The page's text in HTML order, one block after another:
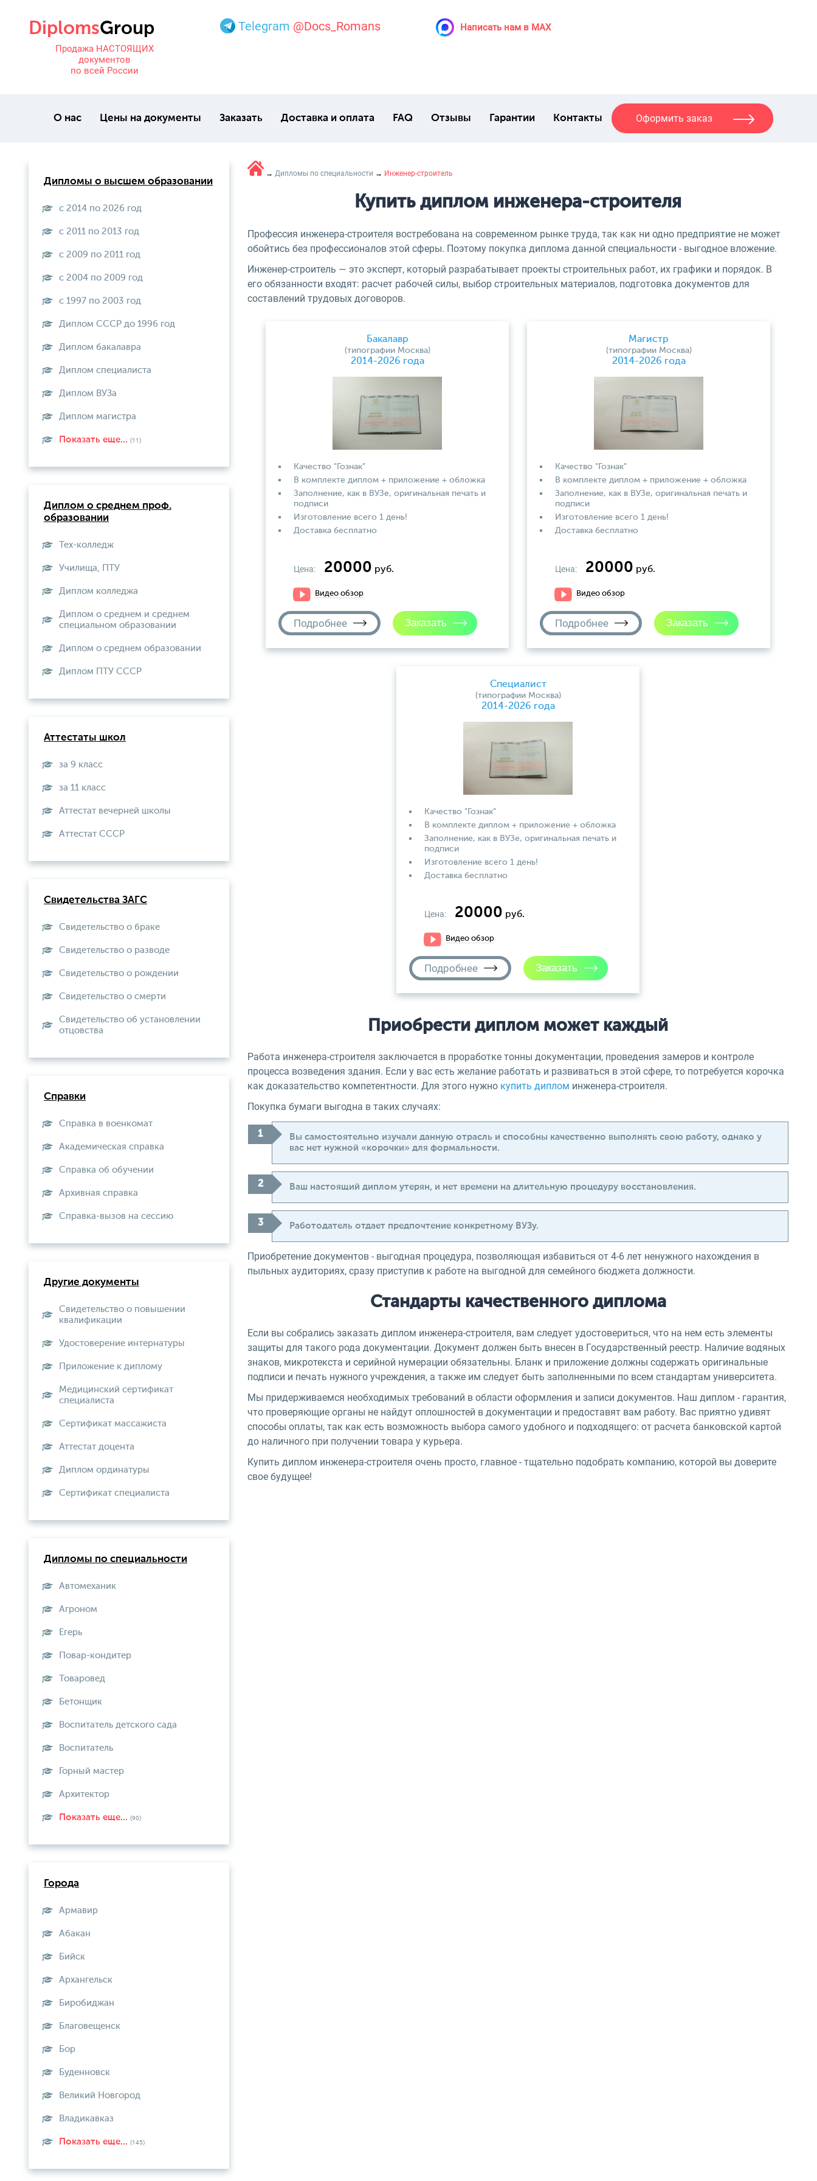
Продажа НАСТОЯЩИХ
документов
по всей России
Telegram @Docs_Romans Написать нам в MAX
О нас Цены на документы Заказать Доставка и оплата FAQ Отзывы Гарантии Контакты Оформить заказ
→ Дипломы по специальности → Инженер-строитель
Купить диплом инженера-строителя
Профессия инженера-строителя востребована на современном рынке труда, так как ни одно предприятие не может
обойтись без профессионалов этой сферы. Поэтому покупка диплома данной специальности - выгодное вложение.
Инженер-строитель — это эксперт, который разрабатывает проекты строительных работ, их графики и порядок. В
его обязанности входят: расчет рабочей силы, выбор строительных материалов, подготовка документов для
составлений трудовых договоров.
Бакалавр
(типографии Москва)
2014-2026 года
Качество "Гознак"
В комплекте диплом + приложение + обложка
Заполнение, как в ВУЗе, оригинальная печать и
подписи
Изготовление всего 1 день!
Доставка бесплатно
Цена: 20000 руб.
Видео обзор
Подробнее
Магистр
(типографии Москва)
2014-2026 года
Качество "Гознак"
В комплекте диплом + приложение + обложка
Заполнение, как в ВУЗе, оригинальная печать и
подписи
Изготовление всего 1 день!
Доставка бесплатно
Цена: 20000 руб.
Видео обзор
Подробнее
Специалист
(типографии Москва)
2014-2026 года
Качество "Гознак"
В комплекте диплом + приложение + обложка
Заполнение, как в ВУЗе, оригинальная печать и
подписи
Изготовление всего 1 день!
Доставка бесплатно
Цена: 20000 руб.
Видео обзор
Подробнее
Приобрести диплом может каждый
Работа инженера-строителя заключается в проработке тонны документации, проведения замеров и контроле
процесса возведения здания. Если у вас есть желание работать и развиваться в этой сфере, то потребуется корочка
как доказательство компетентности. Для этого нужно купить диплом инженера-строителя.
Покупка бумаги выгодна в таких случаях:
Вы самостоятельно изучали данную отрасль и способны качественно выполнять свою работу, однако у
вас нет нужной «корочки» для формальности.
Ваш настоящий диплом утерян, и нет времени на длительную процедуру восстановления.
Работодатель отдает предпочтение конкретному ВУЗу.
Приобретение документов - выгодная процедура, позволяющая избавиться от 4-6 лет ненужного нахождения в
пыльных аудиториях, сразу приступив к работе на выгодной для семейного бюджета должности.
Стандарты качественного диплома
Если вы собрались заказать диплом инженера-строителя, вам следует удостовериться, что на нем есть элементы
защиты для такого рода документации. Документ должен быть внесен в Государственный реестр. Наличие водяных
знаков, микротекста и серийной нумерации обязательны. Бланк и приложение должны содержать оригинальные
подписи и печать нужного учреждения, а также им следует быть заполненными по всем стандартам университета.
Мы придерживаемся необходимых требований в области оформления и записи документов. Наш диплом - гарантия,
что проверяющие органы не найдут оплошностей в документации и предоставят вам работу. Вас приятно удивят
способы оплаты, так как есть возможность выбора самого удобного и подходящего: от расчета банковской картой
до наличного при получении товара у курьера.
Купить диплом инженера-строителя очень просто, главное - тщательно подобрать компанию, которой вы доверите
свое будущее!
Дипломы о высшем образовании
с 2014 по 2026 год
с 2011 по 2013 год
с 2009 по 2011 год
с 2004 по 2009 год
с 1997 по 2003 год
Диплом СССР до 1996 год
Диплом бакалавра
Диплом специалиста
Диплом ВУЗа
Диплом магистра
Показать еще... (11)
Диплом о среднем проф.
образовании
Тех-колледж
Училища, ПТУ
Диплом колледжа
Диплом о среднем и среднем
специальном образовании
Диплом о среднем образовании
Диплом ПТУ СССР
Аттестаты школ
за 9 класс
за 11 класс
Аттестат вечерней школы
Aттестат СССР
Свидетельства ЗАГС
Свидетельство о браке
Свидетельство о разводе
Свидетельство о рождении
Свидетельство о смерти
Свидетельство об установлении
отцовства
Справки
Справка в военкомат
Академическая справка
Справка об обучении
Архивная справка
Справка-вызов на сессию
Другие документы
Свидетельство о повышении
квалификации
Удостоверение интернатуры
Приложение к диплому
Медицинский сертификат
специалиста
Сертификат массажиста
Аттестат доцента
Диплом ординатуры
Сертификат специалиста
Дипломы по специальности
Автомеханик
Агроном
Егерь
Повар-кондитер
Товаровед
Бетонщик
Воспитатель детского сада
Воспитатель
Горный мастер
Архитектор
Показать еще... (90)
Города
Армавир
Абакан
Бийск
Архангельск
Биробиджан
Благовещенск
Бор
Буденновск
Великий Новгород
Владикавказ
Показать еще... (145)